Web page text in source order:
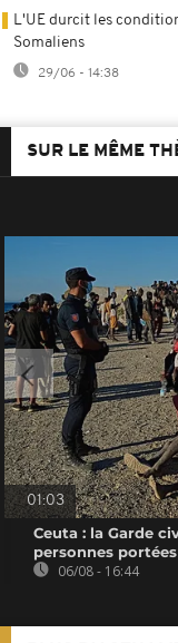
L'UE durcit les
Somaliens
29/06 - 14:38
SUR LE MÊME
01:03
Ceuta : la Garde
personnes
06/08 - 16:44